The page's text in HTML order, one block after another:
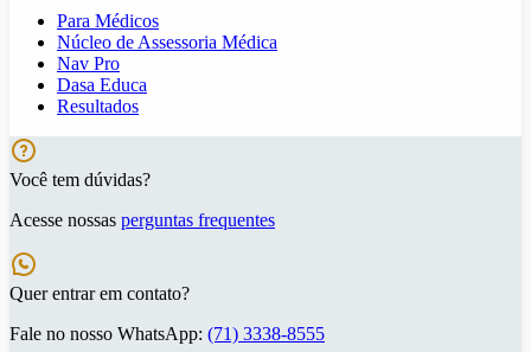
Para Médicos
Núcleo de Assessoria Médica
Nav Pro
Dasa Educa
Resultados
Você tem dúvidas?
Acesse nossas perguntas frequentes
Quer entrar em contato?
Fale no nosso WhatsApp: (71) 3338-8555